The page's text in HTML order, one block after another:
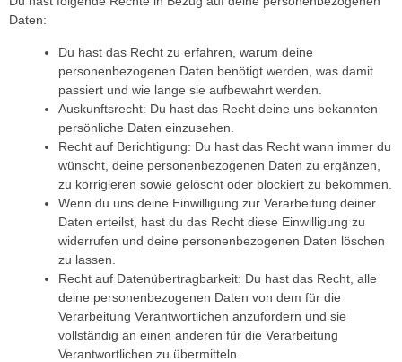
Daten:
Du hast das Recht zu erfahren, warum deine
personenbezogenen Daten benötigt werden, was damit
passiert und wie lange sie aufbewahrt werden.
Auskunftsrecht: Du hast das Recht deine uns bekannten
persönliche Daten einzusehen.
Recht auf Berichtigung: Du hast das Recht wann immer du
wünscht, deine personenbezogenen Daten zu ergänzen,
zu korrigieren sowie gelöscht oder blockiert zu bekommen.
Wenn du uns deine Einwilligung zur Verarbeitung deiner
Daten erteilst, hast du das Recht diese Einwilligung zu
widerrufen und deine personenbezogenen Daten löschen
zu lassen.
Recht auf Datenübertragbarkeit: Du hast das Recht, alle
deine personenbezogenen Daten von dem für die
Verarbeitung Verantwortlichen anzufordern und sie
vollständig an einen anderen für die Verarbeitung
Verantwortlichen zu übermitteln.